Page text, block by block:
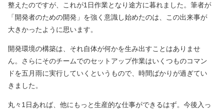
整えたのですが、これが1日作業となり途方に暮れました。筆者が
「開発者のための開発」を強く意識し始めたのは、この出来事が
大きかったように思います。
開発環境の構築は、それ自体が何かを生み出すことはありませ
ん。さらにそのチームでのセットアップ作業はいくつものコマン
ドを五月雨に実行していくというもので、時間ばかりが過ぎてい
きました。
丸々1日あれば、他にもっと生産的な仕事ができるはず。今後入っ